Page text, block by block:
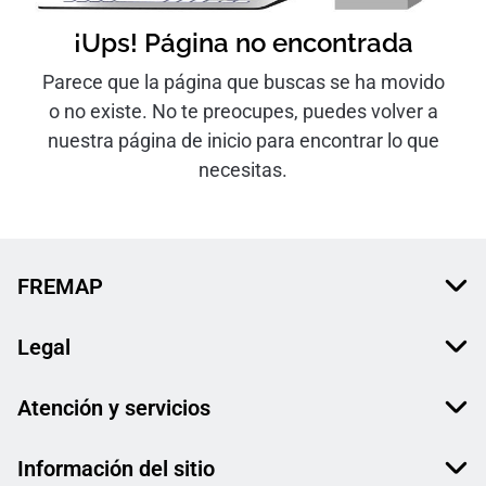
¡Ups! Página no encontrada
Parece que la página que buscas se ha movido
o no existe. No te preocupes, puedes volver a
nuestra página de inicio para encontrar lo que
necesitas.
FREMAP
Legal
Atención y servicios
Información del sitio